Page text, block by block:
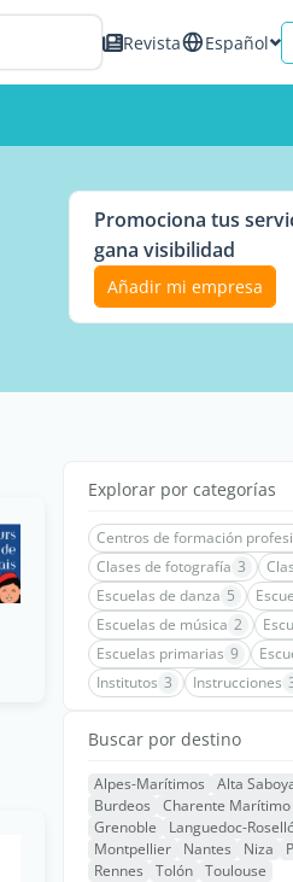
Revista Español
Promociona tus
gana visibilidad
Añadir mi empresa
Explorar por categorías
Centros de formación
Clases de fotografía 3
Escuelas de danza 5
Escuelas de música 2
Escuelas primarias 9
Institutos 3 Instrucciones
Buscar por destino
Alpes-Marítimos Alta
Burdeos
Charente Marítimo
Grenoble
Languedoc-
Montpellier
Nantes Niza
Rennes
Tolón Toulouse